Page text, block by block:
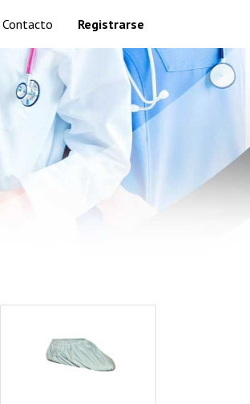
Contacto Registrarse